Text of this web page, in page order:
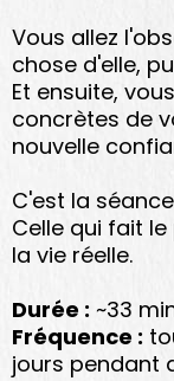
Vous allez
chose d'elle,
Et ensuite,
concrètes de
nouvelle
C'est la
Celle qui fait
la vie réelle.
Durée : ~33
Fréquence :
jours pendant